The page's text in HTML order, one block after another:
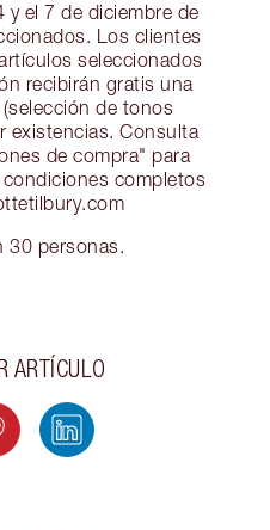
y el 7 de diciembre de
Los clientes
seleccionados
recibirán gratis una
de tonos
existencias. Consulta
de compra" para
completos
30 personas.
ARTÍCULO